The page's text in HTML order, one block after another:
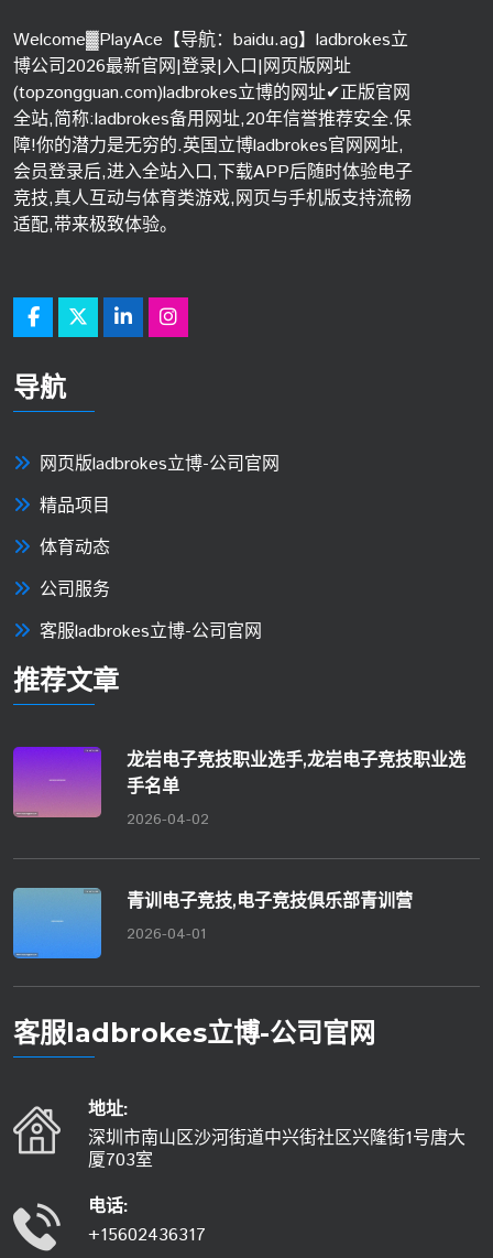
Welcome▓PlayAce【导航：baidu.ag】ladbrokes立
博公司2026最新官网|登录|入口|网页版网址
(topzongguan.com)ladbrokes立博的网址✔正版官网
全站,简称:ladbrokes备用网址,20年信誉推荐安全.保
障!你的潜力是无穷的.英国立博ladbrokes官网网址,
会员登录后,进入全站入口,下载APP后随时体验电子
竞技,真人互动与体育类游戏,网页与手机版支持流畅
适配,带来极致体验。
导航
网页版ladbrokes立博-公司官网
精品项目
体育动态
公司服务
客服ladbrokes立博-公司官网
推荐文章
龙岩电子竞技职业选手,龙岩电子竞技职业选
手名单
2026-04-02
青训电子竞技,电子竞技俱乐部青训营
2026-04-01
客服ladbrokes立博-公司官网
地址:
深圳市南山区沙河街道中兴街社区兴隆街1号唐大
厦703室
电话:
+15602436317